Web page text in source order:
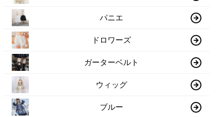
パニエ
ドロワーズ
ガーターベルト
ウィッグ
ブルー